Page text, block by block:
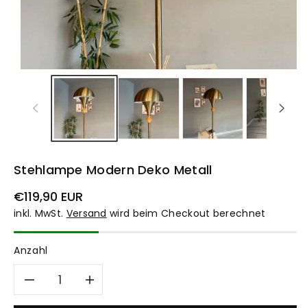
Stehlampe Modern Deko Metall
Normaler
Preis
€119,90 EUR
inkl. MwSt. Versand wird beim Checkout berechnet
Anzahl
VerringereErhöhe